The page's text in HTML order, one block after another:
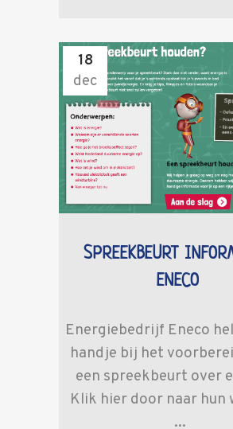
18
dec
SPREEKBEURT
ENECO
Energiebedrijf Eneco
handje bij het
een spreekbeurt over
Klik hier door naar hun
...